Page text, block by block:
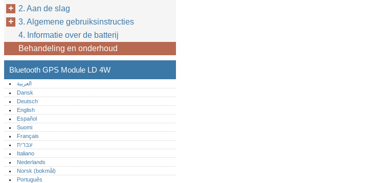
2. Aan de slag
3. Algemene gebruiksinstructies
4. Informatie over de batterij
Behandeling en onderhoud
Bluetooth GPS Module LD 4W
العربية
Dansk
Deutsch
English
Español
Suomi
Français
עברית
Italiano
Nederlands
Norsk (bokmål)‎
Português‎